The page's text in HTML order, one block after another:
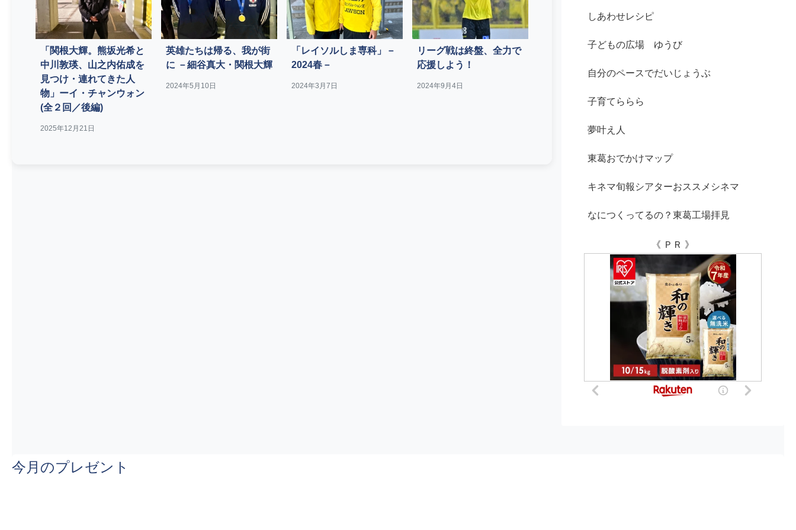
「関根大輝。熊坂光希と
中川敦瑛、山之内佑成を
見つけ・連れてきた人
物」ーイ・チャンウォン
(全２回／後編)
2025年12月21日
英雄たちは帰る、我が街
に －細谷真大・関根大輝
2024年5月10日
「レイソルしま専科」－
2024春－
2024年3月7日
リーグ戦は終盤、全力で
応援しよう！
2024年9月4日
しあわせレシピ
子どもの広場 ゆうび
自分のペースでだいじょうぶ
子育てららら
夢叶え人
東葛おでかけマップ
キネマ旬報シアターおススメシネマ
なにつくってるの？東葛工場拝見
《 ＰＲ 》
今月のプレゼント